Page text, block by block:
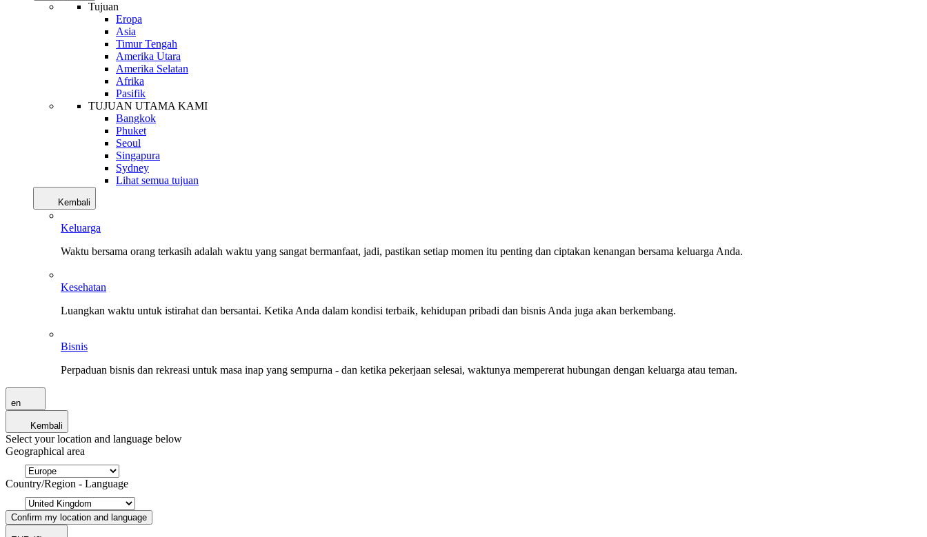
Tujuan
Eropa
Asia
Timur Tengah
Amerika Utara
Amerika Selatan
Afrika
Pasifik
TUJUAN UTAMA KAMI
Bangkok
Phuket
Seoul
Singapura
Sydney
Lihat semua tujuan
Kembali
Keluarga
Waktu bersama orang terkasih adalah waktu yang sangat bermanfaat, jadi, pastikan setiap momen itu penting dan ciptakan kenangan bersama keluarga Anda.
Kesehatan
Luangkan waktu untuk istirahat dan bersantai. Ketika Anda dalam kondisi terbaik, kehidupan pribadi dan bisnis Anda juga akan berkembang.
Bisnis
Perpaduan bisnis dan rekreasi untuk masa inap yang sempurna - dan ketika pekerjaan selesai, waktunya mempererat hubungan dengan keluarga atau teman.
en
Kembali
Select your location and language below
Geographical area
Country/Region - Language
Confirm my location and language